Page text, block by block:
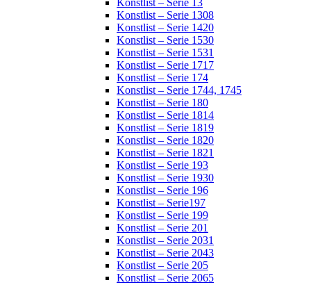
Konstlist – Serie 13
Konstlist – Serie 1308
Konstlist – Serie 1420
Konstlist – Serie 1530
Konstlist – Serie 1531
Konstlist – Serie 1717
Konstlist – Serie 174
Konstlist – Serie 1744, 1745
Konstlist – Serie 180
Konstlist – Serie 1814
Konstlist – Serie 1819
Konstlist – Serie 1820
Konstlist – Serie 1821
Konstlist – Serie 193
Konstlist – Serie 1930
Konstlist – Serie 196
Konstlist – Serie197
Konstlist – Serie 199
Konstlist – Serie 201
Konstlist – Serie 2031
Konstlist – Serie 2043
Konstlist – Serie 205
Konstlist – Serie 2065